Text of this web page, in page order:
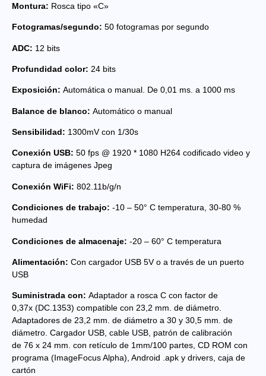
Montura: Rosca tipo «C»
Fotogramas/segundo: 50 fotogramas por segundo
ADC: 12 bits
Profundidad color: 24 bits
Exposición: Automática o manual. De 0,01 ms. a 1000 ms
Balance de blanco: Automático o manual
Sensibilidad: 1300mV con 1/30s
Conexión USB: 50 fps @ 1920 * 1080 H264 codificado video y
captura de imágenes Jpeg
Conexión WiFi: 802.11b/g/n
Condiciones de trabajo: -10 – 50° C temperatura, 30-80 %
humedad
Condiciones de almacenaje: -20 – 60° C temperatura
Alimentación: Con cargador USB 5V o a través de un puerto
USB
Suministrada con: Adaptador a rosca C con factor de
0,37x (DC.1353) compatible con 23,2 mm. de diámetro.
Adaptadores de 23,2 mm. de diámetro a 30 y 30,5 mm. de
diámetro. Cargador USB, cable USB, patrón de calibración
de 76 x 24 mm. con retículo de 1mm/100 partes, CD ROM con
programa (ImageFocus Alpha), Android .apk y drivers, caja de
cartón